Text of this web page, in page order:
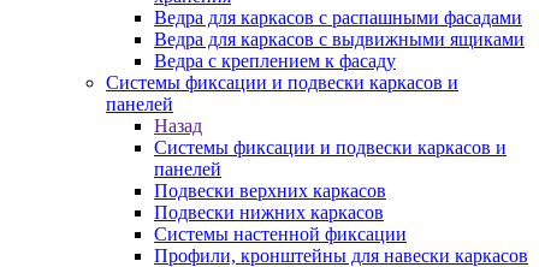
Ведра для каркасов с распашными фасадами
Ведра для каркасов с выдвижными ящиками
Ведра с креплением к фасаду
Системы фиксации и подвески каркасов и
панелей
Назад
Системы фиксации и подвески каркасов и
панелей
Подвески верхних каркасов
Подвески нижних каркасов
Системы настенной фиксации
Профили, кронштейны для навески каркасов